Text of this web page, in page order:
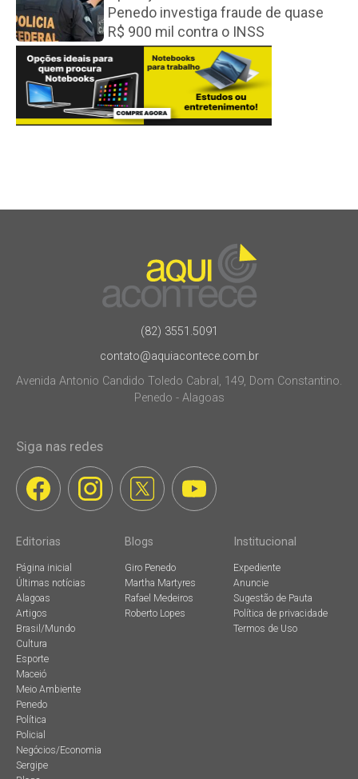
Penedo investiga fraude de quase
R$ 900 mil contra o INSS
(82) 3551.5091
contato@aquiacontece.com.br
Avenida Antonio Candido Toledo Cabral, 149, Dom Constantino.
Penedo - Alagoas
Siga nas redes
Editorias
Página inicial
Últimas notícias
Alagoas
Artigos
Brasil/Mundo
Cultura
Esporte
Maceió
Meio Ambiente
Penedo
Política
Policial
Negócios/Economia
Sergipe
Blogs
Giro Penedo
Martha Martyres
Rafael Medeiros
Roberto Lopes
Institucional
Expediente
Anuncie
Sugestão de Pauta
Política de privacidade
Termos de Uso